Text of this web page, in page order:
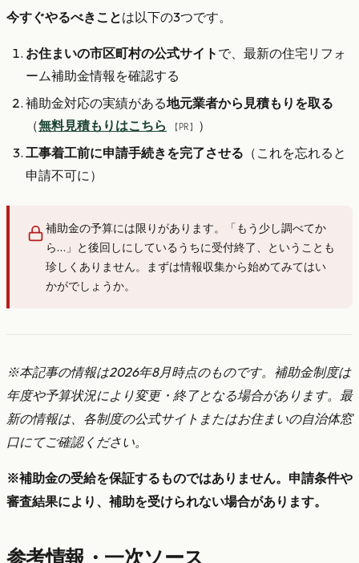
今すぐやるべきことは以下の3つです。
お住まいの市区町村の公式サイト で、最新の住宅リフォ
ーム補助金情報を確認する
補助金対応の実績がある地元業者から見積もりを取る
（無料見積もりはこちら 【PR】
）
工事着工前に申請手続きを完了させる （これを忘れると
申請不可に）
補助金の予算には限りがあります。「もう少し調べてか
ら…」と後回しにしているうちに受付終了、ということも
珍しくありません。まずは情報収集から始めてみてはい
かがでしょうか。
※本記事の情報は2026年8月時点のものです。補助金制度は
年度や予算状況により変更・終了となる場合があります。最
新の情報は、各制度の公式サイトまたはお住まいの自治体窓
口にてご確認ください。
※補助金の受給を保証するものではありません。申請条件や
審査結果により、補助を受けられない場合があります。
参考情報・一次ソース